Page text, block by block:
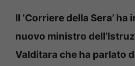
Il ‘Corriere della Sera’
nuovo ministro
Valditara che ha parlato